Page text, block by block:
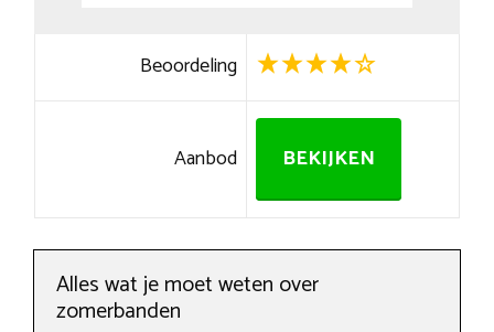
Beoordeling
Aanbod BEKIJKEN
Alles wat je moet weten over
zomerbanden